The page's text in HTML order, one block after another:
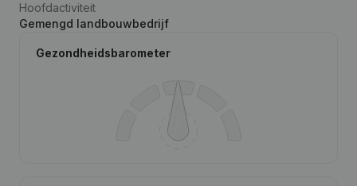
Hoofdactiviteit
Gemengd landbouwbedrijf
Gezondheidsbarometer